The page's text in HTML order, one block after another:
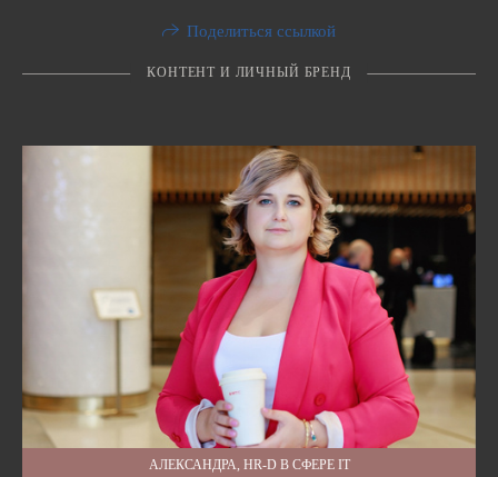
Поделиться ссылкой
КОНТЕНТ И ЛИЧНЫЙ БРЕНД
АЛЕКСАНДРА, HR-D В СФЕРЕ IT